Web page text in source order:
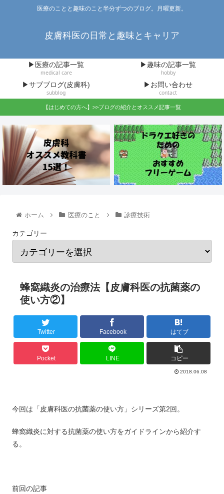
医療のことと趣味のこと半分ずつのブログ。月曜更新。
皮膚科医の日常と趣味とキャリア
▶医療の記事一覧
medical care
▶趣味の記事一覧
hobby
▶サブブログ(皮膚科)
subblog
▶お問い合わせ
contact
【はじめての方へ】>>ブログの紹介とオススメ記事一覧
ホーム 医療のこと 診療技術
カテゴリー
蜂窩織炎の治療法【皮膚科医の抗菌薬の
使い方②】
Twitter Facebook はてブ
Pocket LINE コピー
2018.06.08
今回は「皮膚科医の抗菌薬の使い方」シリーズ第2回。
蜂窩織炎に対する抗菌薬の使い方をガイドラインから紹介す
る。
前回の記事